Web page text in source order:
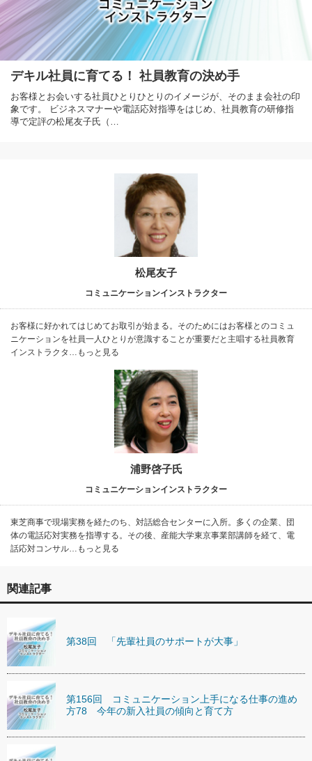
デキル社員に育てる！ 社員教育の決め手
お客様とお会いする社員ひとりひとりのイメージが、そのまま会社の印
象です。 ビジネスマナーや電話応対指導をはじめ、社員教育の研修指
導で定評の松尾友子氏（…
松尾友子
コミュニケーションインストラクター
お客様に好かれてはじめてお取引が始まる。そのためにはお客様とのコミュ
ニケーションを社員一人ひとりが意識することが重要だと主唱する社員教育
インストラクタ…もっと見る
浦野啓子氏
コミュニケーションインストラクター
東芝商事で現場実務を経たのち、対話総合センターに入所。多くの企業、団
体の電話応対実務を指導する。その後、産能大学東京事業部講師を経て、電
話応対コンサル…もっと見る
関連記事
第38回 「先輩社員のサポートが大事」
第156回 コミュニケーション上手になる仕事の進め
方78 今年の新入社員の傾向と育て方